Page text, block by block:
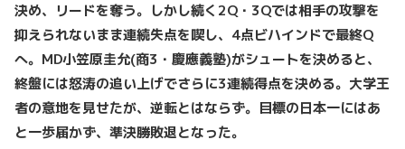
決め、リードを奪う。しかし続く2Q・3Qでは相手の攻撃を
抑えられないまま連続失点を喫し、4点ビハインドで最終Q
へ。MD小笠原圭允(商3・慶應義塾)がシュートを決めると、
終盤には怒涛の追い上げでさらに3連続得点を決める。大学王
者の意地を見せたが、逆転とはならず。目標の日本一にはあ
と一歩届かず、準決勝敗退となった。